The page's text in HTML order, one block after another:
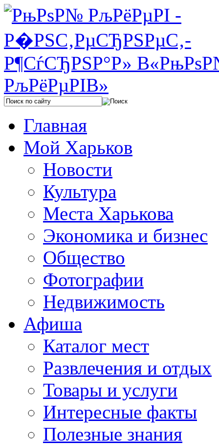
Главная
Мой Харьков
Новости
Культура
Места Харькова
Экономика и бизнес
Общество
Фотографии
Недвижимость
Афиша
Каталог мест
Развлечения и отдых
Товары и услуги
Интересные факты
Полезные знания